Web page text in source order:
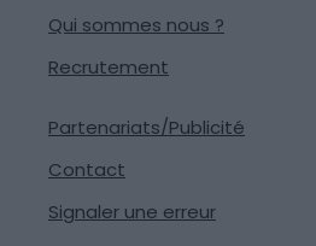
Qui sommes nous ?
Recrutement
Partenariats/Publicité
Contact
Signaler une erreur